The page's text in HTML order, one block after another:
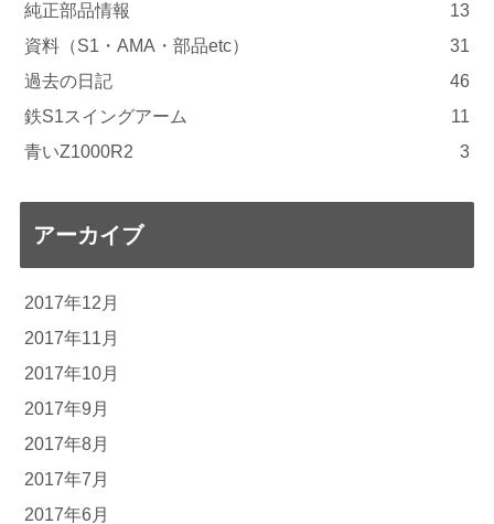
純正部品情報
13
資料（S1・AMA・部品etc）
31
過去の日記
46
鉄S1スイングアーム
11
青いZ1000R2
3
アーカイブ
2017年12月
2017年11月
2017年10月
2017年9月
2017年8月
2017年7月
2017年6月